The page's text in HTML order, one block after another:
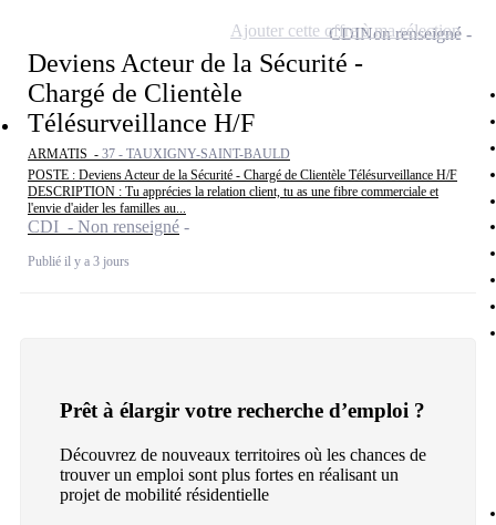
Deviens Acteur de la Sécurité -
Chargé de Clientèle
Télésurveillance H/F
ARMATIS - 37 - TAUXIGNY-SAINT-BAULD
POSTE : Deviens Acteur de la Sécurité - Chargé de Clientèle Télésurveillance H/F
DESCRIPTION : Tu apprécies la relation client, tu as une fibre commerciale et
l'envie d'aider les familles au...
CDI - Non renseigné
Publié il y a 3 jours
CDINon renseigné
Ajouter cette offre à ma sélection
Prêt à élargir votre recherche d’emploi ?
Découvrez de nouveaux territoires où les chances de
trouver un emploi sont plus fortes en réalisant un
projet de mobilité résidentielle